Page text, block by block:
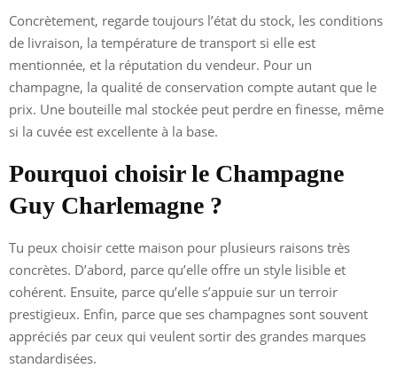
Concrètement, regarde toujours l’état du stock, les conditions
de livraison, la température de transport si elle est
mentionnée, et la réputation du vendeur. Pour un
champagne, la qualité de conservation compte autant que le
prix. Une bouteille mal stockée peut perdre en finesse, même
si la cuvée est excellente à la base.
Pourquoi choisir le Champagne
Guy Charlemagne ?
Tu peux choisir cette maison pour plusieurs raisons très
concrètes. D’abord, parce qu’elle offre un style lisible et
cohérent. Ensuite, parce qu’elle s’appuie sur un terroir
prestigieux. Enfin, parce que ses champagnes sont souvent
appréciés par ceux qui veulent sortir des grandes marques
standardisées.